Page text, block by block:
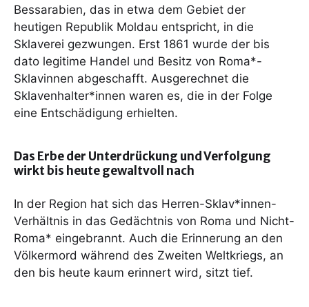
Bessarabien, das in etwa dem Gebiet der
heutigen Republik Moldau entspricht, in die
Sklaverei gezwungen. Erst 1861 wurde der bis
dato legitime Handel und Besitz von Roma*-
Sklavinnen abgeschafft. Ausgerechnet die
Sklavenhalter*innen waren es, die in der Folge
eine Entschädigung erhielten.
Das Erbe der Unterdrückung und Verfolgung
wirkt bis heute gewaltvoll nach
In der Region hat sich das Herren-Sklav*innen-
Verhältnis in das Gedächtnis von Roma und Nicht-
Roma* eingebrannt. Auch die Erinnerung an den
Völkermord während des Zweiten Weltkriegs, an
den bis heute kaum erinnert wird, sitzt tief.